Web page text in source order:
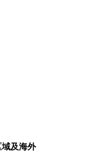
北京
及海外